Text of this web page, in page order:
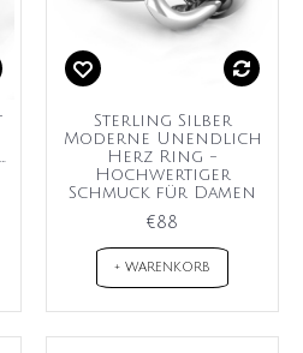
Sterling Silber
Moderne Unendlich
Herz Ring -
Hochwertiger
Schmuck für Damen
€88
+ WARENKORB